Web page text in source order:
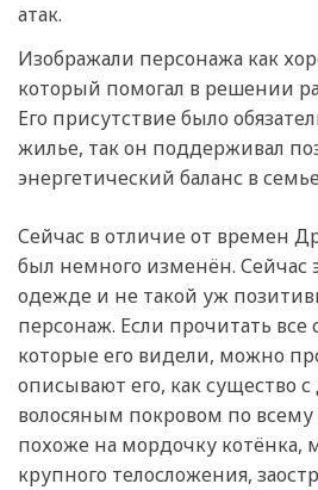
атак.
Изображали персонажа как
который помогал в решении
Его присутствие было
жилье, так он поддерживал
энергетический баланс в
Сейчас в отличие от времен
был немного изменён. Сейчас
одежде и не такой уж
персонаж. Если прочитать
которые его видели, можно
описывают его, как существо
волосяным покровом по всему
похоже на мордочку котёнка,
крупного телосложения,